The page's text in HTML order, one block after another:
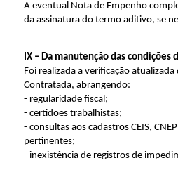
A eventual Nota de Empenho
da assinatura do termo aditivo, se
IX – Da manutenção das condições
Foi realizada a verificação
Contratada, abrangendo:
- regularidade fiscal;
- certidões trabalhistas;
- consultas aos cadastros CEIS,
pertinentes;
- inexistência de registros de